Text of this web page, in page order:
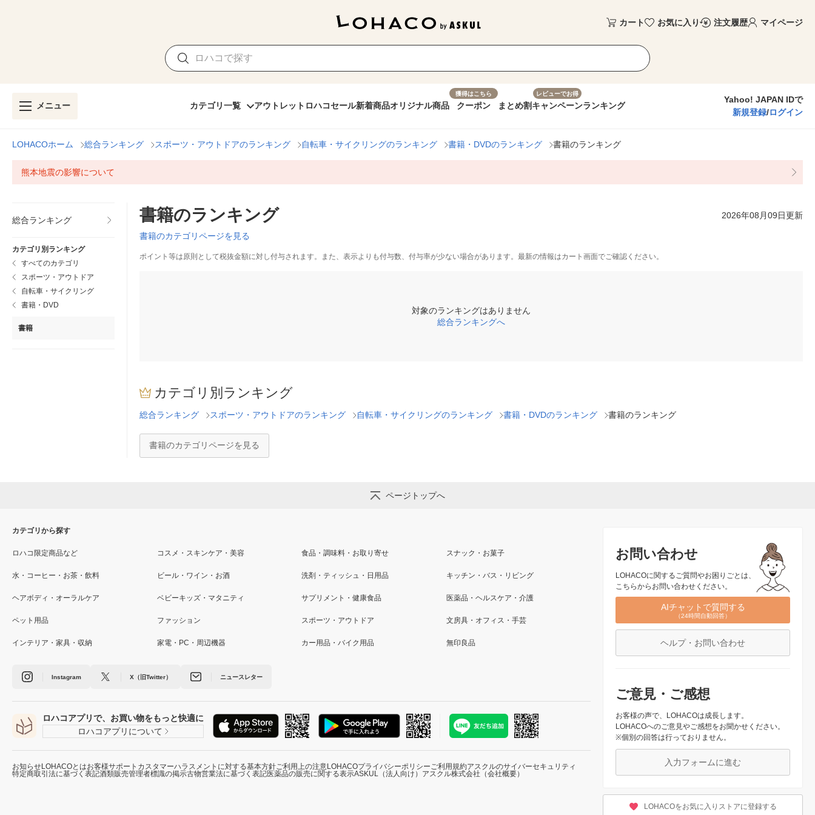
カート お気に入り 注文履歴 マイページ
メニュー カテゴリ一覧 アウトレット ロハコセール新着商品オリジナル商品
獲得はこちら
クーポン まとめ割
レビューでお得
キャンペーンランキング
Yahoo! JAPAN IDで
新規登録/ログイン
LOHACOホーム 総合ランキング スポーツ・アウトドアのランキング 自転車・サイクリングのランキング 書籍・DVDのランキング 書籍のランキング
熊本地震の影響について
総合ランキング
カテゴリ別ランキング
すべてのカテゴリ
スポーツ・アウトドア
自転車・サイクリング
書籍・DVD
書籍
書籍のランキング 2026年08月09日更新
書籍のカテゴリページを見る
ポイント等は原則として税抜金額に対し付与されます。また、表示よりも付与数、付与率が少ない場合があります。最新の情報はカート画面でご確認ください。
対象のランキングはありません
総合ランキングへ
カテゴリ別ランキング
総合ランキング スポーツ・アウトドアのランキング 自転車・サイクリングのランキング 書籍・DVDのランキング 書籍のランキング
書籍のカテゴリページを見る
ページトップへ
お問い合わせ
LOHACOに関するご質問やお困りごとは、
こちらからお問い合わせください。
AIチャットで質問する
（24時間自動回答）
ヘルプ・お問い合わせ
ご意見・ご感想
お客様の声で、LOHACOは成長します。
LOHACOへのご意見やご感想をお聞かせください。
※個別の回答は行っておりません。
入力フォームに進む
LOHACOをお気に入りストアに登録する
カテゴリから探す
ロハコ限定商品など コスメ・スキンケア・美容 食品・調味料・お取り寄せ スナック・お菓子
水・コーヒー・お茶・飲料 ビール・ワイン・お酒 洗剤・ティッシュ・日用品 キッチン・バス・リビング
ヘアボディ・オーラルケア ベビーキッズ・マタニティ サプリメント・健康食品 医薬品・ヘルスケア・介護
ペット用品 ファッション スポーツ・アウトドア 文房具・オフィス・手芸
インテリア・家具・収納 家電・PC・周辺機器 カー用品・バイク用品 無印良品
Instagram X（旧Twitter） ニュースレター
ロハコアプリで、お買い物をもっと快適に
ロハコアプリについて
お知らせLOHACOとはお客様サポート カスタマーハラスメントに対する基本方針ご利用上の注意LOHACOプライバシーポリシーご利用規約アスクルのサイバーセキュリティ
特定商取引法に基づく表記酒類販売管理者標識の掲示古物営業法に基づく表記医薬品の販売に関する表示ASKUL（法人向け） アスクル株式会社（会社概要）